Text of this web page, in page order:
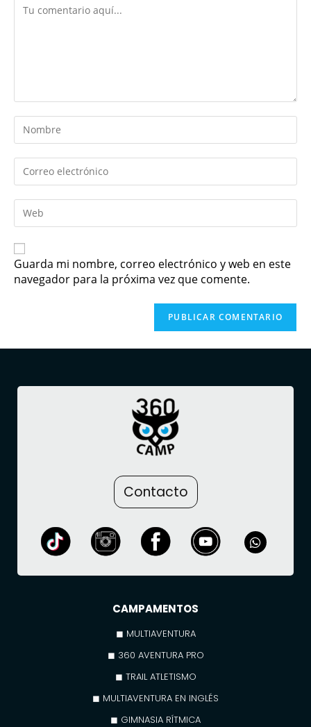
Guarda mi nombre, correo electrónico y web en este
navegador para la próxima vez que comente.
Contacto
CAMPAMENTOS
◼ MULTIAVENTURA
◼ 360 AVENTURA PRO
◼ TRAIL ATLETISMO
◼ MULTIAVENTURA EN INGLÉS
◼ GIMNASIA RÍTMICA